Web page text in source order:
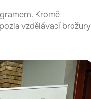
Kromě
vzdělávací brožury